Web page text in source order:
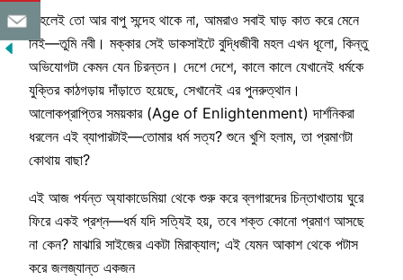
তাহলেই তো আর বাপু সন্দেহ থাকে না, আমরাও সবাই ঘাড় কাত করে মেনে
নিই—তুমি নবী। মক্কার সেই ডাকসাইটে বুদ্ধিজীবী মহল এখন ধূলো, কিন্তু
অভিযোগটা কেমন যেন চিরন্তন। দেশে দেশে, কালে কালে যেখানেই ধর্মকে
যুক্তির কাঠগড়ায় দাঁড়াতে হয়েছে, সেখানেই এর পুনরুত্থান।
আলোকপ্রাপ্তির সময়কার (Age of Enlightenment) দার্শনিকরা
ধরলেন এই ব্যাপারটাই—তোমার ধর্ম সত্য? শুনে খুশি হলাম, তা প্রমাণটা
কোথায় বাছা?
এই আজ পর্যন্ত অ্যাকাডেমিয়া থেকে শুরু করে ব্লগারদের চিন্তাখাতায় ঘুরে
ফিরে একই প্রশ্ন—ধর্ম যদি সত্যিই হয়, তবে শক্ত কোনো প্রমাণ আসছে
না কেন? মাঝারি সাইজের একটা মিরাক্যাল; এই যেমন আকাশ থেকে পটাস
করে জলজ্যান্ত একজন